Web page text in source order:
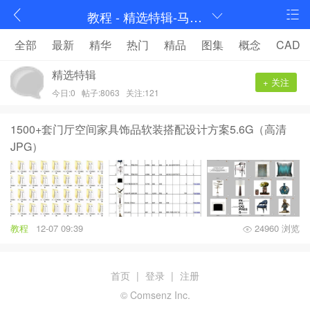
教程 - 精选特辑-马蹄室内设计论坛-序赞网
全部 最新 精华 热门 精品 图集 概念
CAD
精选特辑
今日:0 帖子:8063 关注:121
+ 关注
1500+套门厅空间家具饰品软装搭配设计方案5.6G（高清
JPG）
教程 12-07 09:39 24960 浏览
首页 | 登录 | 注册
© Comsenz Inc.